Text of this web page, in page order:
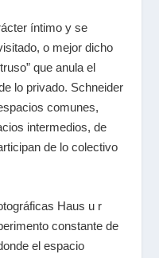
íntimo y se
o mejor dicho
que anula el
lo privado. Schneider
comunes,
intermedios, de
de lo colectivo
Haus u r
constante de
el espacio